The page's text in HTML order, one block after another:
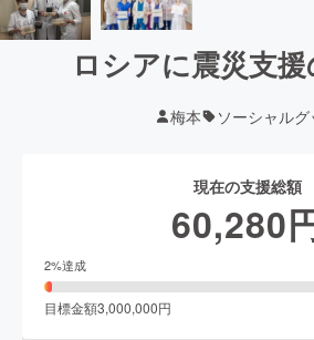
ロシアに震災支
梅本 ソーシャルグ
現在の支援総額
60,280
2%達成
目標金額3,000,000円